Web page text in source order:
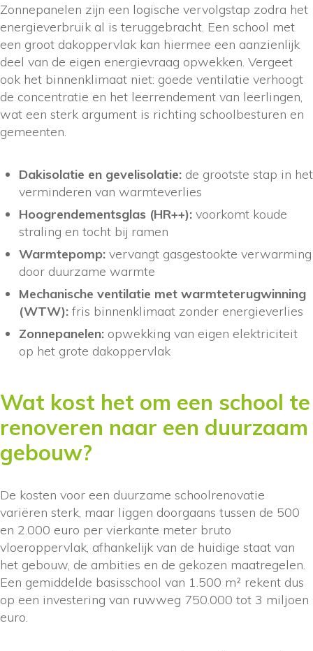
Zonnepanelen zijn een logische vervolgstap zodra het
energieverbruik al is teruggebracht. Een school met
een groot dakoppervlak kan hiermee een aanzienlijk
deel van de eigen energievraag opwekken. Vergeet
ook het binnenklimaat niet: goede ventilatie verhoogt
de concentratie en het leerrendement van leerlingen,
wat een sterk argument is richting schoolbesturen en
gemeenten.
Dakisolatie en gevelisolatie: de grootste stap in het
verminderen van warmteverlies
Hoogrendementsglas (HR++): voorkomt koude
straling en tocht bij ramen
Warmtepomp: vervangt gasgestookte verwarming
door duurzame warmte
Mechanische ventilatie met warmteterugwinning
(WTW): fris binnenklimaat zonder energieverlies
Zonnepanelen: opwekking van eigen elektriciteit
op het grote dakoppervlak
Wat kost het om een school te
renoveren naar een duurzaam
gebouw?
De kosten voor een duurzame schoolrenovatie
variëren sterk, maar liggen doorgaans tussen de 500
en 2.000 euro per vierkante meter bruto
vloeroppervlak, afhankelijk van de huidige staat van
het gebouw, de ambities en de gekozen maatregelen.
Een gemiddelde basisschool van 1.500 m² rekent dus
op een investering van ruwweg 750.000 tot 3 miljoen
euro.